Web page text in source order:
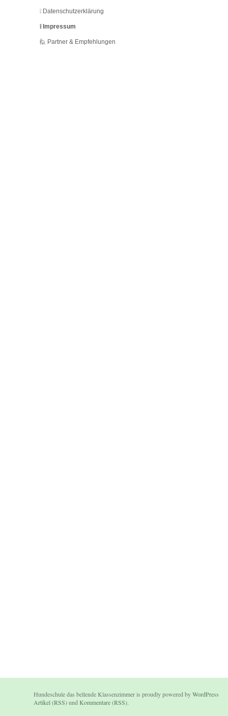
❕ Datenschutzerklärung
❕ Impressum
🙋 Partner & Empfehlungen
Hundeschule das bellende Klassenzimmer is proudly powered byWordPress
Artikel (RSS)und Kommentare (RSS).